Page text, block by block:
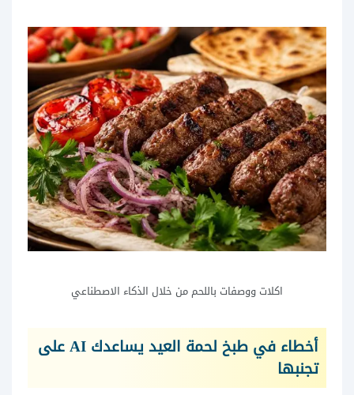
اكلات ووصفات باللحم من خلال الذكاء الاصطناعي
أخطاء في طبخ لحمة العيد يساعدك AI على
تجنبها